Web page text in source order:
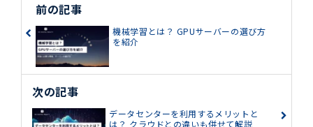
前の記事
機械学習とは？ GPUサーバーの選び方
を紹介
次の記事
データセンターを利用するメリットと
は？ クラウドとの違いも併せて解説